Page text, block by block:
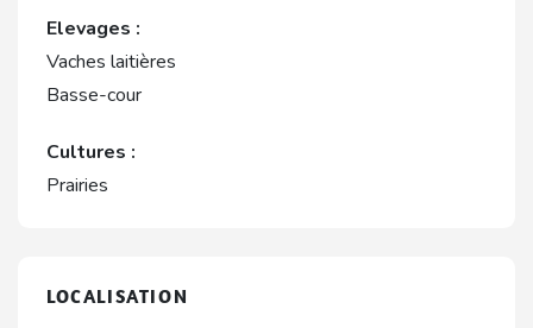
Elevages :
Vaches laitières
Basse-cour
Cultures :
Prairies
LOCALISATION